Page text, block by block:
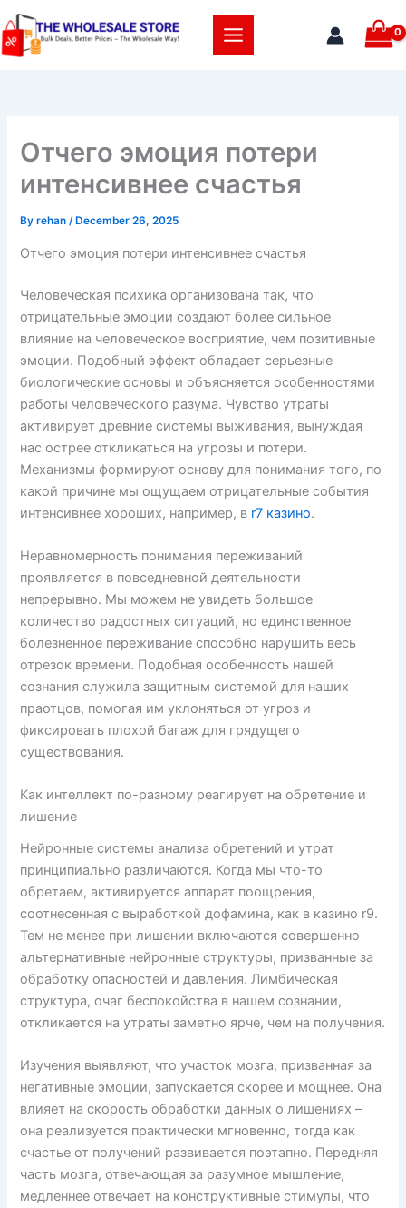
Skip
to
content
Отчего эмоция потери
интенсивнее счастья
Byrehan/ December 26, 2025
Отчего эмоция потери интенсивнее счастья
Человеческая психика организована так, что
отрицательные эмоции создают более сильное
влияние на человеческое восприятие, чем позитивные
эмоции. Подобный эффект обладает серьезные
биологические основы и объясняется особенностями
работы человеческого разума. Чувство утраты
активирует древние системы выживания, вынуждая
нас острее откликаться на угрозы и потери.
Механизмы формируют основу для понимания того, по
какой причине мы ощущаем отрицательные события
интенсивнее хороших, например, в r7 казино.
Неравномерность понимания переживаний
проявляется в повседневной деятельности
непрерывно. Мы можем не увидеть большое
количество радостных ситуаций, но единственное
болезненное переживание способно нарушить весь
отрезок времени. Подобная особенность нашей
сознания служила защитным системой для наших
праотцов, помогая им уклоняться от угроз и
фиксировать плохой багаж для грядущего
существования.
Как интеллект по-разному реагирует на обретение и
лишение
Нейронные системы анализа обретений и утрат
принципиально различаются. Когда мы что-то
обретаем, активируется аппарат поощрения,
соотнесенная с выработкой дофамина, как в казино r9.
Тем не менее при лишении включаются совершенно
альтернативные нейронные структуры, призванные за
обработку опасностей и давления. Лимбическая
структура, очаг беспокойства в нашем сознании,
откликается на утраты заметно ярче, чем на получения.
Изучения выявляют, что участок мозга, призванная за
негативные эмоции, запускается скорее и мощнее. Она
влияет на скорость обработки данных о лишениях –
она реализуется практически мгновенно, тогда как
счастье от получений развивается поэтапно. Передняя
часть мозга, отвечающая за разумное мышление,
медленнее отвечает на конструктивные стимулы, что